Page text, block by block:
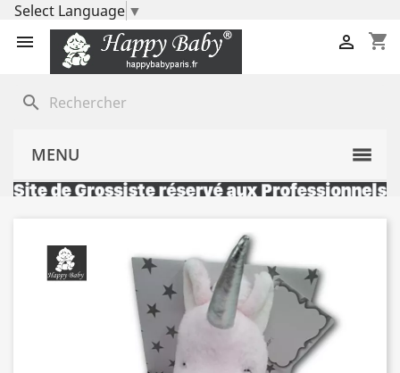
Select Language ▼
 shopping_cart

search
MENU